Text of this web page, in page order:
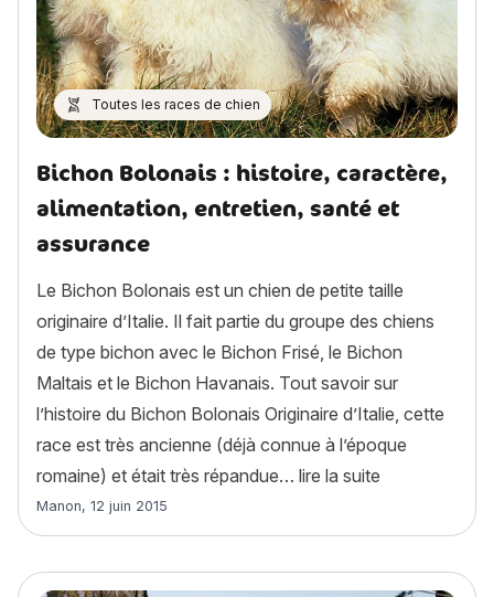
Toutes les races de chien
Bichon Bolonais : histoire, caractère,
alimentation, entretien, santé et
assurance
Le Bichon Bolonais est un chien de petite taille
originaire d’Italie. Il fait partie du groupe des chiens
de type bichon avec le Bichon Frisé, le Bichon
Maltais et le Bichon Havanais. Tout savoir sur
l’histoire du Bichon Bolonais Originaire d’Italie, cette
race est très ancienne (déjà connue à l’époque
romaine) et était très répandue… lire la suite
Article rédigé par
Manon, 12 juin 2015